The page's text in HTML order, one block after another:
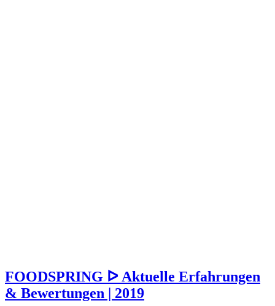
FOODSPRING ᐅ Aktuelle Erfahrungen
& Bewertungen | 2019